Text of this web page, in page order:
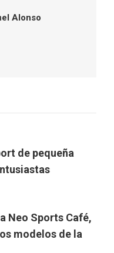
Alonso
de pequeña
Neo Sports Café,
modelos de la